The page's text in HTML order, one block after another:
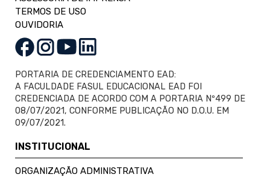
TERMOS DE USO
OUVIDORIA
PORTARIA DE CREDENCIAMENTO EAD:
A FACULDADE FASUL EDUCACIONAL EAD FOI
CREDENCIADA DE ACORDO COM A PORTARIA Nº499 DE
08/07/2021, CONFORME PUBLICAÇÃO NO D.O.U. EM
09/07/2021.
INSTITUCIONAL
ORGANIZAÇÃO ADMINISTRATIVA